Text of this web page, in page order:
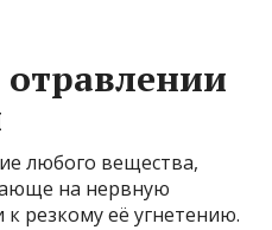
любого вещества,
на нервную
резкому её угнетению.